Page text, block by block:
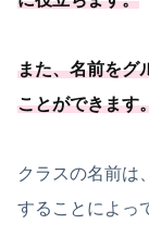
また、名前をグ
ことができます
クラスの名前は
することによっ